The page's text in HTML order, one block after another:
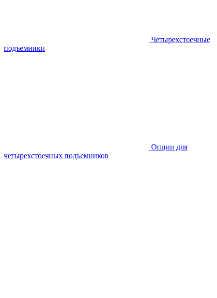
Четырехстоечные
подъемники
Опции для
четырехстоечных подъемников